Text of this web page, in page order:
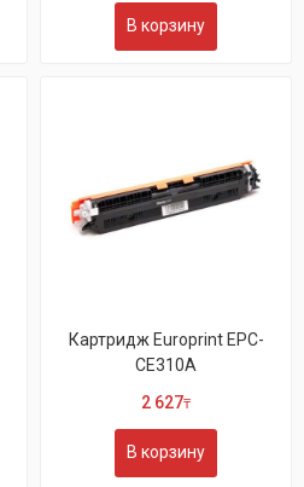
В корзину
Картридж Europrint EPC-
CE310A
2 627₸
В корзину